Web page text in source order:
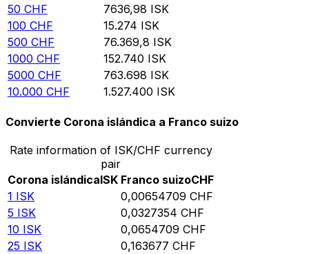
50 CHF 7636,98 ISK
100 CHF 15.274 ISK
500 CHF 76.369,8 ISK
1000 CHF 152.740 ISK
5000 CHF 763.698 ISK
10.000 CHF 1.527.400 ISK
Convierte Corona islándica a Franco suizo
Rate information of ISK/CHF currency
pair
Corona islándicaISK Franco suizoCHF
1 ISK 0,00654709 CHF
5 ISK 0,0327354 CHF
10 ISK 0,0654709 CHF
25 ISK 0,163677 CHF